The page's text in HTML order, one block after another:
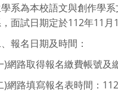
系為本校語文與創作學
面試日期定於112年11月
報名日期及時間：
)網路取得報名繳費帳號及
)網路填寫報名表時間：